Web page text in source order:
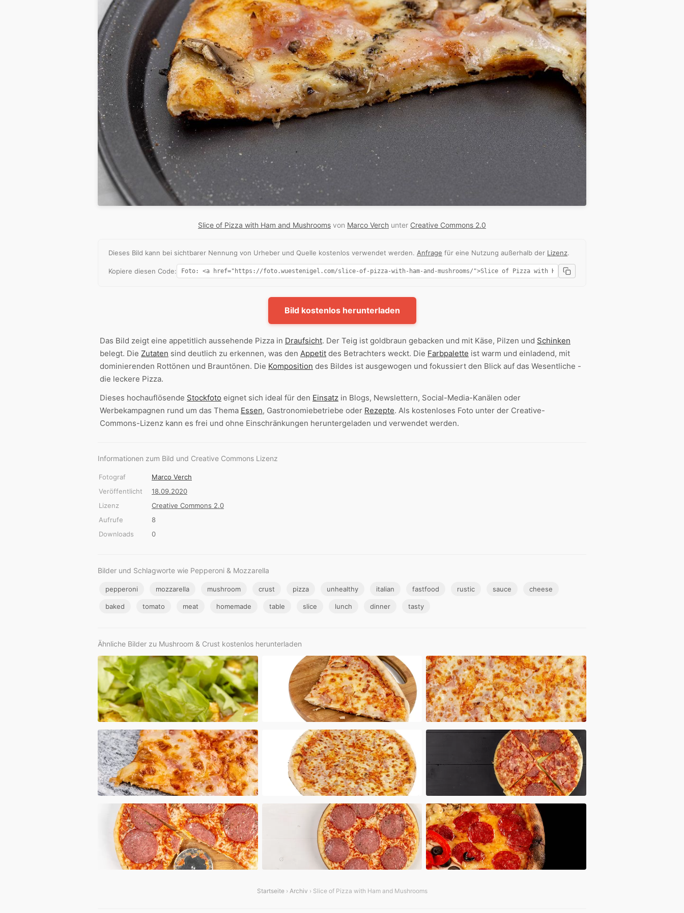
Slice of Pizza with Ham and Mushrooms von Marco Verch unter Creative Commons 2.0
Dieses Bild kann bei sichtbarer Nennung von Urheber und Quelle kostenlos verwendet werden. Anfrage für eine Nutzung außerhalb der Lizenz.
Kopiere diesen Code:
Bild kostenlos herunterladen
Das Bild zeigt eine appetitlich aussehende Pizza in Draufsicht. Der Teig ist goldbraun gebacken und mit Käse, Pilzen und Schinken
belegt. Die Zutaten sind deutlich zu erkennen, was den Appetit des Betrachters weckt. Die Farbpalette ist warm und einladend, mit
dominierenden Rottönen und Brauntönen. Die Komposition des Bildes ist ausgewogen und fokussiert den Blick auf das Wesentliche -
die leckere Pizza.
Dieses hochauflösende Stockfoto eignet sich ideal für den Einsatz in Blogs, Newslettern, Social-Media-Kanälen oder
Werbekampagnen rund um das Thema Essen, Gastronomiebetriebe oder Rezepte. Als kostenloses Foto unter der Creative-
Commons-Lizenz kann es frei und ohne Einschränkungen heruntergeladen und verwendet werden.
Informationen zum Bild und Creative Commons Lizenz
Fotograf
Marco Verch
Veröffentlicht
18.09.2020
Lizenz
Creative Commons 2.0
Aufrufe
8
Downloads
0
Bilder und Schlagworte wie Pepperoni & Mozzarella
pepperoni mozzarella mushroom crust pizza unhealthy italian fastfood rustic sauce cheese
baked tomato meat homemade table slice lunch dinner tasty
Ähnliche Bilder zu Mushroom & Crust kostenlos herunterladen
Startseite› Archiv › Slice of Pizza with Ham and Mushrooms